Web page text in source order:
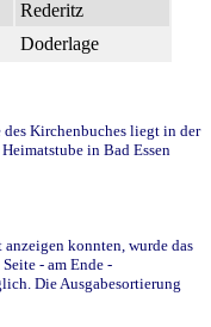
Rederitz
Doderlage
Kirchenbuches liegt in der
in Bad Essen
konnten, wurde das
- am Ende -
Die Ausgabesortierung